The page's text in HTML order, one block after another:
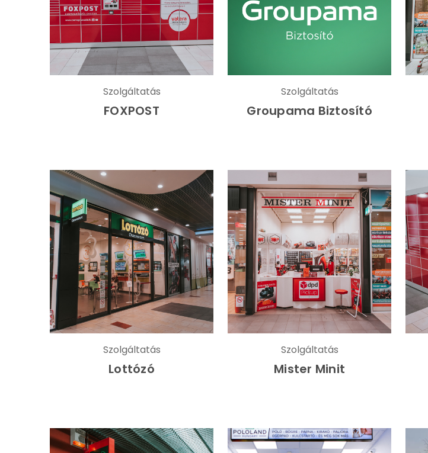
Szolgáltatás
FOXPOST
Szolgáltatás
Groupama Biztosító
Szolgáltatás
Lottózó
Szolgáltatás
Mister Minit